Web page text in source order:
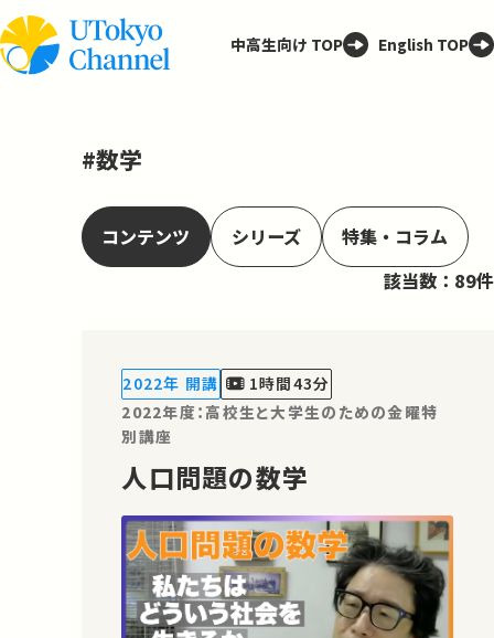
中高生向け TOP English TOP
#数学
コンテンツ シリーズ
特集・コラム
該当数：89件
2022年 開講
1時間43分
2022年度：高校生と大学生のための金曜特
別講座
人口問題の数学